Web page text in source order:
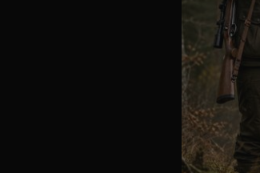
Kontakt